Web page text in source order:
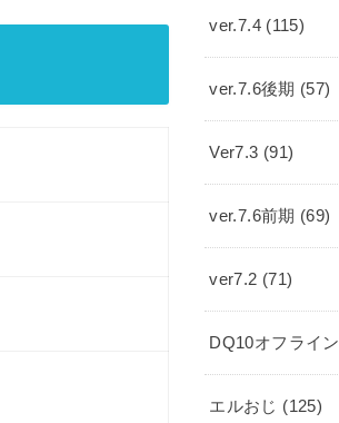
ver.7.4 (115)
ver.7.6後期 (57)
Ver7.3 (91)
ver.7.6前期 (69)
ver7.2 (71)
DQ10オフライン
エルおじ (125)